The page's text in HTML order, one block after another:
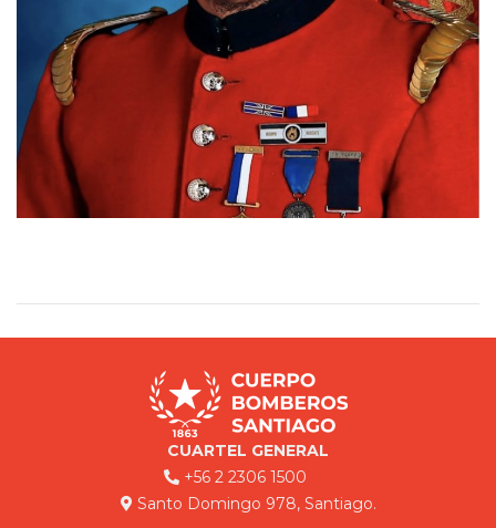
CUARTEL GENERAL
+56 2 2306 1500
Santo Domingo 978, Santiago.